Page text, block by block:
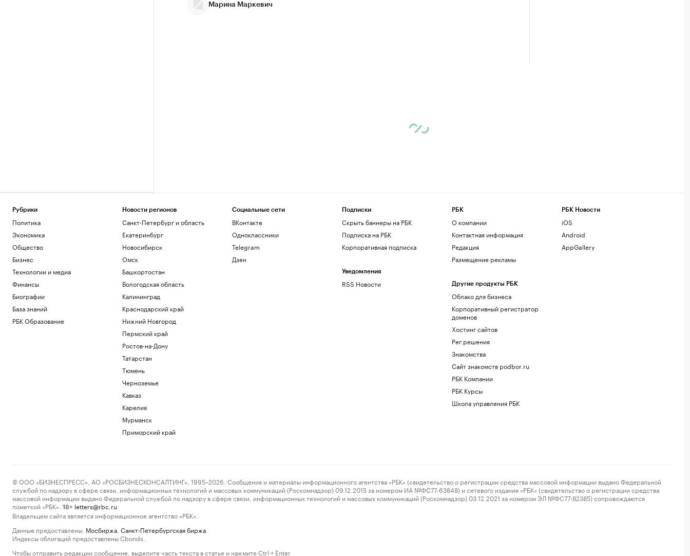
Марина Маркевич
Рубрики
Политика
Экономика
Общество
Бизнес
Технологии и медиа
Финансы
Биографии
База знаний
РБК Образование
Новости регионов
Санкт-Петербург и область
Екатеринбург
Новосибирск
Омск
Башкортостан
Вологодская область
Калининград
Краснодарский край
Нижний Новгород
Пермский край
Ростов-на-Дону
Татарстан
Тюмень
Черноземье
Кавказ
Карелия
Мурманск
Приморский край
Социальные сети
ВКонтакте
Одноклассники
Telegram
Дзен
Подписки
Скрыть баннеры на РБК
Подписка на РБК
Корпоративная подписка
Уведомления
RSS Новости
РБК
О компании
Контактная информация
Редакция
Размещение рекламы
Другие продукты РБК
Облако для бизнеса
Корпоративный регистратор
доменов
Хостинг сайтов
Рег.решения
Знакомства
Сайт знакомств podbor.ru
РБК Компании
РБК Курсы
Школа управления РБК
РБК Новости
iOS
Android
AppGallery
© ООО «БИЗНЕСПРЕСС», АО «РОСБИЗНЕСКОНСАЛТИНГ», 1995–2026. Сообщения и материалы информационного агентства «РБК» (свидетельство о регистрации средства массовой информации выдано Федеральной
службой по надзору в сфере связи, информационных технологий и массовых коммуникаций (Роскомнадзор) 09.12.2015 за номером ИА №ФС77-63848) и сетевого издания «РБК» (свидетельство о регистрации средства
массовой информации выдано Федеральной службой по надзору в сфере связи, информационных технологий и массовых коммуникаций (Роскомнадзор) 03.12.2021 за номером ЭЛ №ФС77-82385) сопровождаются
пометкой «РБК».
18+ letters@rbc.ru
Владельцем сайта является информационное агентство «РБК».
Данные предоставлены: Мосбиржа Санкт-Петербургская биржа
Индексы облигаций предоставлены Cbonds.
Чтобы отправить редакции сообщение, выделите часть текста в статье и нажмите Ctrl + Enter